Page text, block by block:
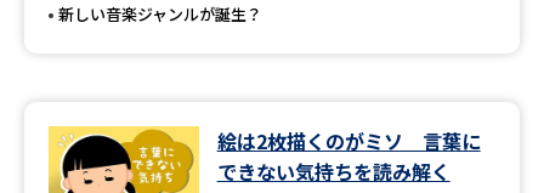
高等学校（情報）教員資格認定
新しい音楽ジャンルが誕生？
絵は2枚描くのがミソ 言葉に
できない気持ちを読み解く